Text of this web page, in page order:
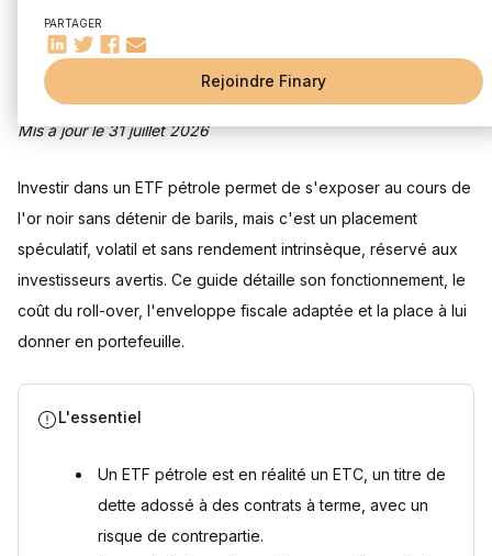
Les ETF entreprises pétrolières
Quel profil de risque pour l’ETF pétrole ?
Un faible coût pour les ETF
Comment investir dans les ETF pétrole ?
Choisir une enveloppe fiscale
Quels ETF pétrole existent sur le marché ?
PARTAGER
Rejoindre Finary
Mis à jour le 31 juillet 2026
Investir dans un ETF pétrole permet de s'exposer au cours de
l'or noir sans détenir de barils, mais c'est un placement
spéculatif, volatil et sans rendement intrinsèque, réservé aux
investisseurs avertis. Ce guide détaille son fonctionnement, le
coût du roll-over, l'enveloppe fiscale adaptée et la place à lui
donner en portefeuille.
L'essentiel
Un ETF pétrole est en réalité un ETC, un titre de
dette adossé à des contrats à terme, avec un
risque de contrepartie.